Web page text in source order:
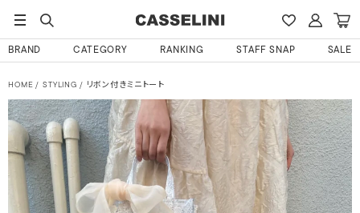
BRAND CATEGORY RANKING STAFF SNAP SALE
HOME STYLING リボン付きミニトート